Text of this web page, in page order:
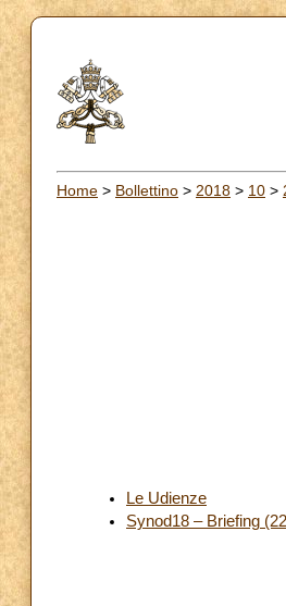
Home > Bollettino > 2018 > 10 >
Le Udienze
Synod18 – Briefing